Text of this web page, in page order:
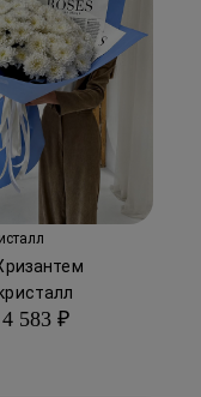
4 583 ₽